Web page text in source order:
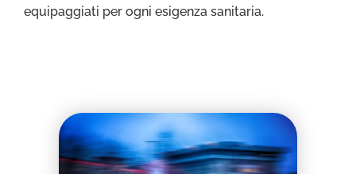
equipaggiati per ogni esigenza sanitaria.